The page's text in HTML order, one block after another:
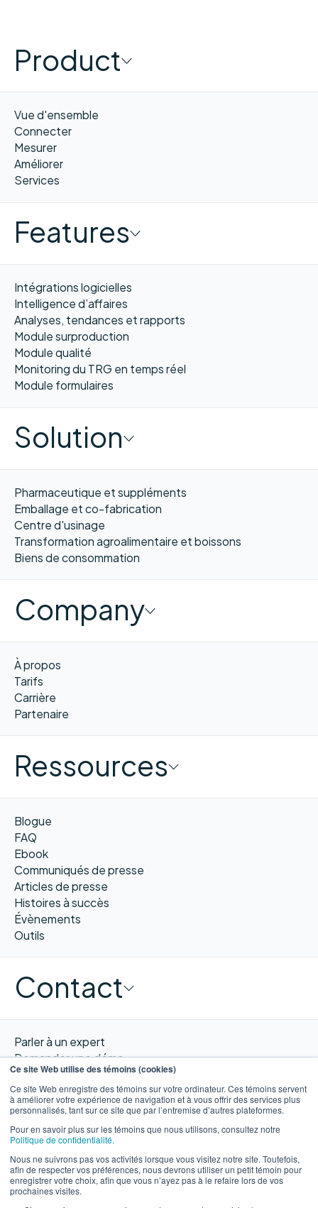
Ce site Web utilise des témoins (cookies)
Ce site Web enregistre des témoins sur votre ordinateur. Ces témoins servent
à améliorer votre expérience de navigation et à vous offrir des services plus
personnalisés, tant sur ce site que par l’entremise d’autres plateformes.
Pour en savoir plus sur les témoins que nous utilisons, consultez notre
Politique de confidentialité.
Nous ne suivrons pas vos activités lorsque vous visitez notre site. Toutefois,
afin de respecter vos préférences, nous devrons utiliser un petit témoin pour
enregistrer votre choix, afin que vous n’ayez pas à le refaire lors de vos
prochaines visites.
Product
Vue d'ensemble
Connecter
Mesurer
Améliorer
Services
Features
Intégrations logicielles
Intelligence d’affaires
Analyses, tendances et rapports
Module surproduction
Module qualité
Monitoring du TRG en temps réel
Module formulaires
Solution
Pharmaceutique et suppléments
Emballage et co-fabrication
Centre d'usinage
Transformation agroalimentaire et boissons
Biens de consommation
Company
À propos
Tarifs
Carrière
Partenaire
Ressources
Blogue
FAQ
Ebook
Communiqués de presse
Articles de presse
Histoires à succès
Évènements
Outils
Contact
Parler à un expert
Demander une démo
Obtenir un devis
Contacter nous
EN